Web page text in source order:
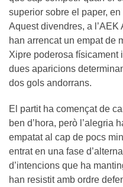
superior sobre el paper,
Aquest divendres, a
han arrencat un empat de
Xipre poderosa físicament
dues aparicions
dos gols andorrans.
El partit ha començat de
ben d’hora, però l’alegria
empatat al cap de pocs
entrat en una fase
d’intencions que ha
han resistit amb ordre